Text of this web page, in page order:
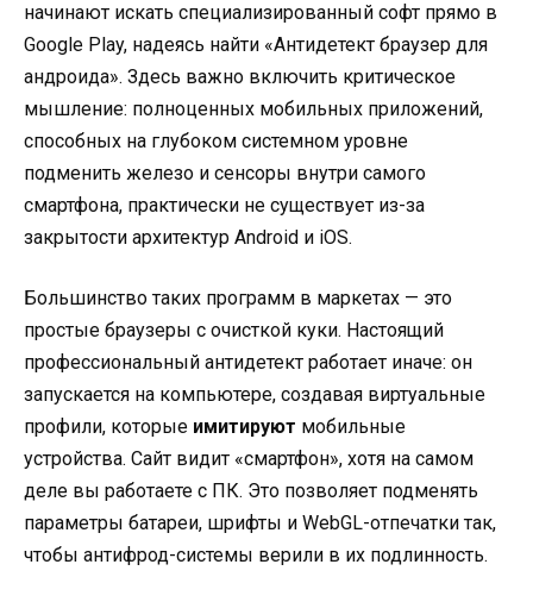
начинают искать специализированный софт прямо в
Google Play, надеясь найти «Антидетект браузер для
андроида». Здесь важно включить критическое
мышление: полноценных мобильных приложений,
способных на глубоком системном уровне
подменить железо и сенсоры внутри самого
смартфона, практически не существует из-за
закрытости архитектур Android и iOS.
Большинство таких программ в маркетах — это
простые браузеры с очисткой куки. Настоящий
профессиональный антидетект работает иначе: он
запускается на компьютере, создавая виртуальные
профили, которые имитируют мобильные
устройства. Сайт видит «смартфон», хотя на самом
деле вы работаете с ПК. Это позволяет подменять
параметры батареи, шрифты и WebGL-отпечатки так,
чтобы антифрод-системы верили в их подлинность.